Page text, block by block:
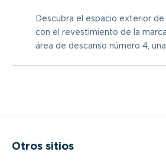
Descubra el espacio exterior
con el revestimiento de la
área de descanso número 4, una
Otros sitios